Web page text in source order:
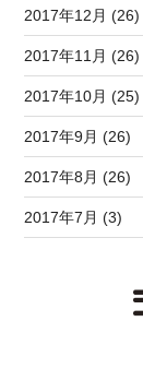
2017年12月 (26)
2017年11月 (26)
2017年10月 (25)
2017年9月 (26)
2017年8月 (26)
2017年7月 (3)